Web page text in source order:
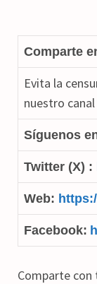
Comparte
Evita la
nuestro
Síguenos
Twitter (X) :
Web:
Facebook:
Comparte